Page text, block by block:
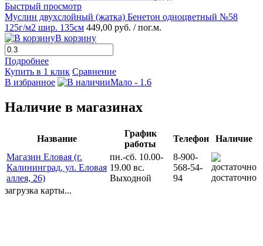
Быстрый просмотр
Муслин двухслойный (жатка) Бенетон одноцветный №58
125г/м2 шир. 135см 449,00 руб. / пог.м.
В корзину
Подробнее
Купить в 1 клик Сравнение
В избранное
Мало - 1.6
Наличие в магазинах
Название
График
работы
Телефон
Наличие
Магазин Еловая (г.
Калининград, ул. Еловая
аллея, 26)
пн.-сб. 10.00-
19.00 вс.
Выходной
8-900-
568-54-
94
достаточно
загрузка карты...